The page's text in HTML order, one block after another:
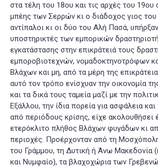
στα τέλη του 18ου και τις αρχές του 19ου
μπέης των Σερρών κι ο διάδοχος γιος
αντίπαλοι κι οι δύο του Αλή Πασά,
υποστηρικτές των εμπορικών
εγκατάστασης στην επικράτειά τους
εμποροβιοτεχνών, νομαδοκτηνοτρόφων
Βλάχων και μη, από τα μέρη της
αυτό τον τρόπο ενίσχυαν την οικονομία
και τα δικά τους ταμεία μαζί με την
Εξάλλου, την ίδια πορεία για ασφάλεια
από περιόδους κρίσης, είχε ακολουθήσει
ετερόκλιτο πλήθος Βλάχων φυγάδων κι
περιοχές. Προέρχονταν από τη
του Γράμμου, τη Δυτική ή Άνω Μακεδονία
και Νυμφαίο), τα βλαχοχώρια των